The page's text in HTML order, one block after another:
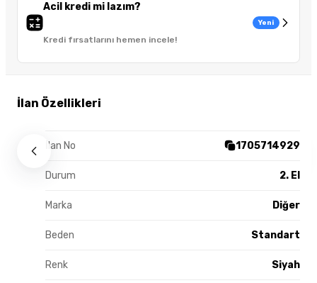
Acil kredi mi lazım?
Kredi fırsatlarını hemen incele!
Yeni
İlan Özellikleri
İlan No 1705714929
Durum 2. El
Marka Diğer
Beden Standart
Renk Siyah